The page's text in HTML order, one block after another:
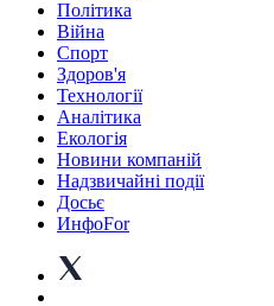
Політика
Війна
Спорт
Здоров'я
Технології
Аналітика
Екологія
Новини компаній
Надзвичайні події
Досьє
ИнфоFor